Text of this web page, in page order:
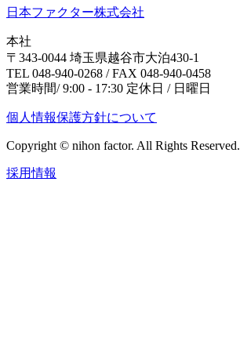
日本ファクター株式会社
本社
〒343-0044 埼玉県越谷市大泊430-1
TEL 048-940-0268 / FAX 048-940-0458
営業時間/ 9:00 - 17:30 定休日 / 日曜日
個人情報保護方針について
Copyright © nihon factor. All Rights Reserved.
採用情報